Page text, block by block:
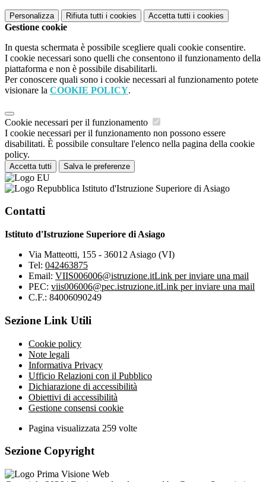
Personalizza Rifiuta tutti i cookies Accetta tutti i cookies
Gestione cookie
In questa schermata è possibile scegliere quali cookie consentire.
I cookie necessari sono quelli che consentono il funzionamento della
piattaforma e non è possibile disabilitarli.
Per conoscere quali sono i cookie necessari al funzionamento potete
visionare la COOKIE POLICY.
Cookie necessari per il funzionamento
I cookie necessari per il funzionamento non possono essere
disabilitati. È possibile consultare l'elenco nella pagina della cookie
policy.
Accetta tutti Salva le preferenze
Istituto d'Istruzione Superiore di Asiago
Contatti
Istituto d'Istruzione Superiore di Asiago
Via Matteotti, 155 - 36012 Asiago (VI)
Tel: 042463875
Email: VIIS006006@istruzione.itLink per inviare una mail
PEC: viis006006@pec.istruzione.itLink per inviare una mail
C.F.: 84006090249
Sezione Link Utili
Cookie policy
Note legali
Informativa Privacy
Ufficio Relazioni con il Pubblico
Dichiarazione di accessibilità
Obiettivi di accessibilità
Gestione consensi cookie
Pagina visualizzata 259 volte
Sezione Copyright